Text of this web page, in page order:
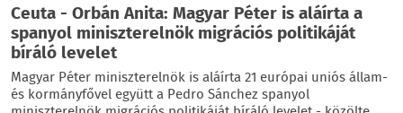
Ceuta - Orbán Anita: Magyar Péter is aláírta a
spanyol miniszterelnök migrációs politikáját
bíráló levelet
Magyar Péter miniszterelnök is aláírta 21 európai uniós állam-
és kormányfővel együtt a Pedro Sánchez spanyol